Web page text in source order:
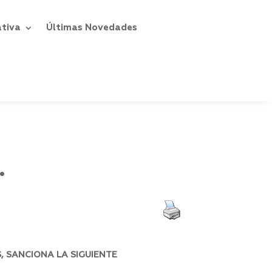
Últimas Novedades
SANCIONA LA SIGUIENTE